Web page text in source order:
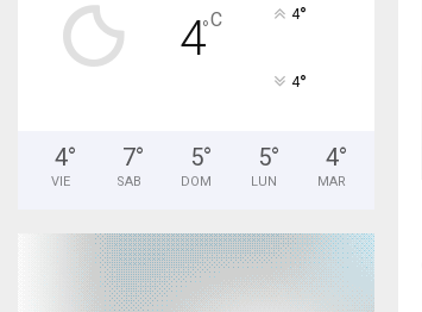
4°C 4°
4°
4°
VIE
7°
SAB
5°
DOM
5°
LUN
4°
MAR